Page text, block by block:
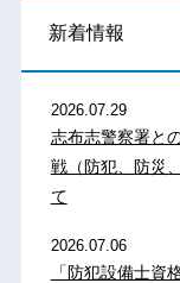
新着情報
2026.07.29
志布志警察署と
戦（防犯、防災
て
2026.07.06
「防犯設備士資